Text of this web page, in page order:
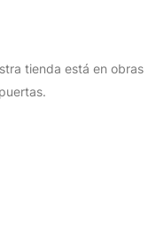
tienda está en obras